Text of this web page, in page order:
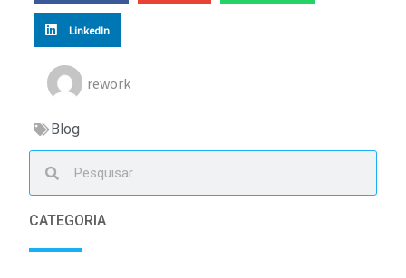
LinkedIn
rework
Blog
CATEGORIA